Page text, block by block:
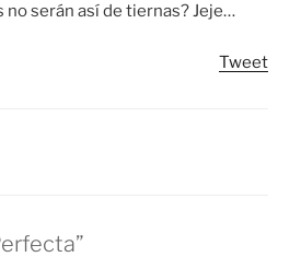
no serán así de tiernas? Jeje…
Tweet